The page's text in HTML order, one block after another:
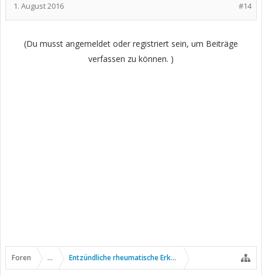
#14
1. August 2016
(Du musst angemeldet oder registriert sein, um Beiträge
verfassen zu können. )
Foren ... Entzündliche rheumatische Erkrankungen